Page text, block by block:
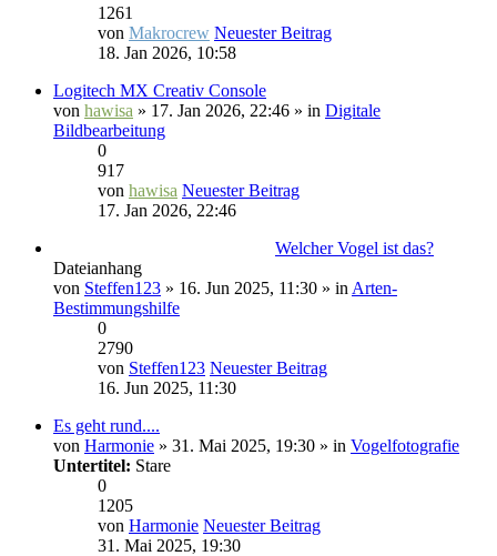
1261
von Makrocrew Neuester Beitrag
18. Jan 2026, 10:58
Logitech MX Creativ Console
von hawisa » 17. Jan 2026, 22:46 » in Digitale
Bildbearbeitung
0
917
von hawisa Neuester Beitrag
17. Jan 2026, 22:46
Welcher Vogel ist das?
Dateianhang
von Steffen123 » 16. Jun 2025, 11:30 » in Arten-
Bestimmungshilfe
0
2790
von Steffen123 Neuester Beitrag
16. Jun 2025, 11:30
Es geht rund....
von Harmonie » 31. Mai 2025, 19:30 » in Vogelfotografie
Untertitel: Stare
0
1205
von Harmonie Neuester Beitrag
31. Mai 2025, 19:30